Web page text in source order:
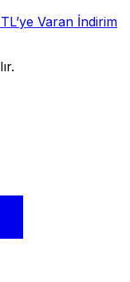
Varan İndirim